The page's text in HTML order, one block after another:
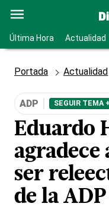
Última Hora Actualidad
Portada Actualidad
ADP SEGUIR TEMA +
Eduardo
agradece
ser
de la ADP